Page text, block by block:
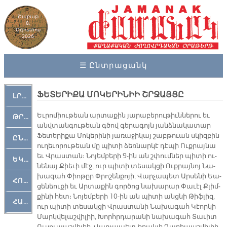
Շաբաթ
8,
Օգոստոս
2026
☰ Ընտրացանկ
ԼՐԱՀՈՍ
ԹՐՔԱՀԱՅ ԿԵԱՆՔ
ԸՆԿԵՐԱՄՇԱԿՈՒԹԱՅԻՆ
ԵԿԵՂԵՑԱԿԱՆ
ՀՈԳԵՄՏԱՒՈՐ
ՀԱՐԹԱԿ
ՖԵՏԵՐԻՔԱ ՄՈԿԵՐԻՆԻԻ ՇՐՋԱՅՑԸ
Եւ­րո­միու­թեան ար­տա­քին յա­րա­բե­րու­թիւն­նե­րու եւ
անվ­տան­գու­թեան գծով գե­րա­գոյն յանձ­նա­կա­տար
Ֆե­տե­րի­քա Մո­կե­րի­նի յա­ռա­ջի­կայ շաբթուան սկիզ­բին
ու­ղե­ւո­րու­թեան մը պի­տի ձեռ­նար­կէ դէ­պի Ուք­րայ­նա
եւ Վրաս­տան։ Նո­յեմ­բե­րի 9-ին ան շփում­ներ պի­տի ու­
նե­նայ Քիե­ւի մէջ, ուր պի­տի տե­սակ­ցի Ուք­րայ­նոյ Նա­
խա­գահ Փիո­թըր Փրո­շեն­քո­յի, Վար­չա­պետ Ար­սե­նի Եա­
ցե­նեու­քի եւ Ար­տա­քին գոր­ծոց նա­խա­րար Փա­ւէլ Քլիմ­
քի­նի հետ։ Նո­յեմ­բե­րի 10-ին ան պի­տի անց­նի Թիֆ­լիզ,
ուր պի­տի տե­սակ­ցի Վրաս­տա­նի Նա­խա­գահ Կէոր­կի
Մարկ­վե­լաշ­վի­լիի, Խորհր­դա­րա­նի նա­խա­գահ Տա­ւիտ